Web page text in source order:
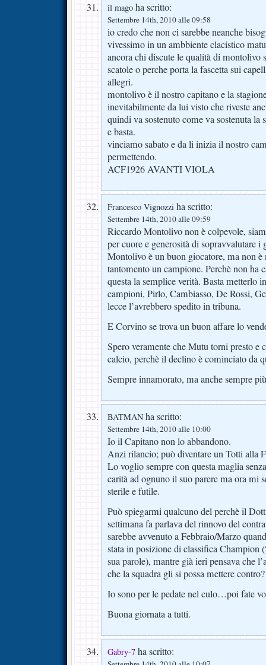
il mago ha scritto:
Settembre 14th, 2010 alle 09:58
io credo che non ci sarebbe neanche
vivessimo in un ambbiente clacistico
ancora chi discute le qualità di montolivo
scatole o perche porta la fascetta sui
allegri.
montolivo è il nostro capitano e la
inevitabilmente da lui visto che riveste
quindi va sostenuto come va sostenuta la
e basta.
vinciamo sabato e da li inizia il nostro
permettendo.
ACF1926 AVANTI VIOLA
Francesco Vignozzi ha scritto:
Settembre 14th, 2010 alle 09:59
Riccardo Montolivo non è colpevole,
per cuore e generosità di sopravvalutare
Montolivo è un buon giocatore, ma non è
tantomento un campione. Perchè non ha
questa la semplice verità. Basta metterlo
campioni, Pirlo, Cambiasso, De Rossi,
lecce l’avrebbero spedito in tribuna.
E Corvino se trova un buon affare lo
Spero veramente che Mutu torni presto e
calcio, perchè il declino è cominciato da
Sempre innamorato, ma anche sempre
BATMAN ha scritto:
Settembre 14th, 2010 alle 10:00
Io il Capitano non lo abbandono.
Anzi rilancio; può diventare un Totti alla
Lo voglio sempre con questa maglia
carità ad ognuno il suo parere ma ora mi
sterile e futile.
Può spiegarmi qualcuno del perchè il
settimana fa parlava del rinnovo del
sarebbe avvenuto a Febbraio/Marzo
stata in posizione di classifica Champion
sua parole), mantre già ieri pensava che
che la squadra gli si possa mettere contro?
Io sono per le pedate nel culo…poi fate
Buona giornata a tutti.
Gabry-7 ha scritto: